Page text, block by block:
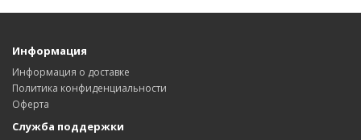
Информация
Информация о доставке
Политика конфиденциальности
Оферта
Служба поддержки